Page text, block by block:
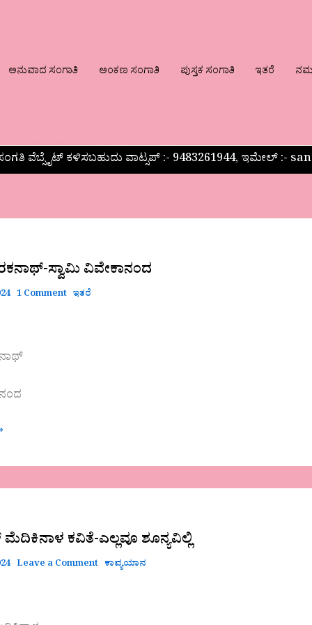
ಅನುವಾದ ಸಂಗಾತಿ ಅಂಕಣ ಸಂಗಾತಿ ಪುಸ್ತಕ ಸಂಗಾತಿ ಇತರೆ
ವೆಬ್ಸೈಟ್ ಕಳಿಸಬಹುದು ವಾಟ್ಸಪ್‌ :- 9483261944, ಇಮೇಲ್ :-
ಸ್ವಾಮಿ ವಿವೇಕಾನಂದ
1 Comment ಇತರೆ
ಕವಿತೆ-ಎಲ್ಲವೂ ಶೂನ್ಯವಿಲ್ಲಿ
Leave a Comment ಕಾವ್ಯಯಾನ